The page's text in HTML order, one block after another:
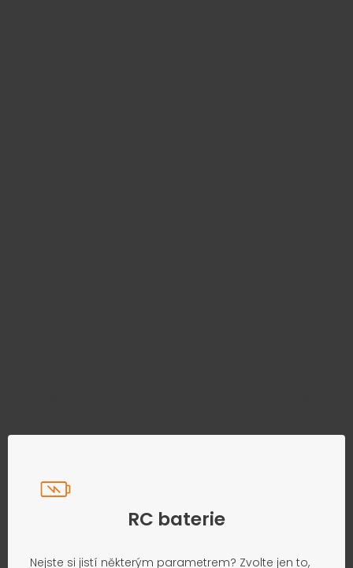
RC baterie
Nejste si jistí některým parametrem? Zvolte jen to,